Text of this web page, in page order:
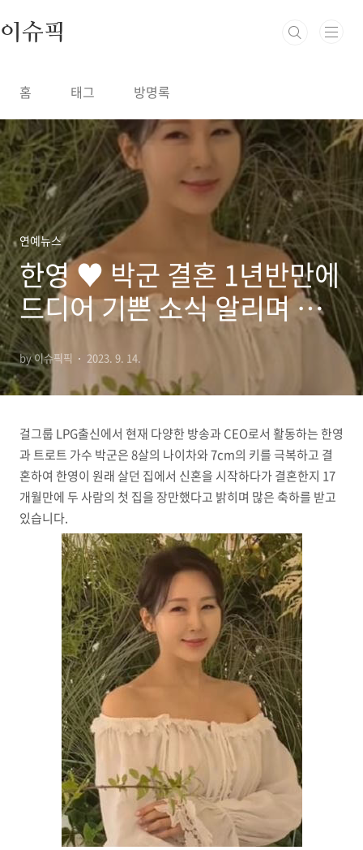
이슈픽
홈 태그 방명록
연예뉴스
한영 ♥ 박군 결혼 1년반만에
드디어 기쁜 소식 알리며 축
하 봇물
by 이슈픽픽 2023. 9. 14.
걸그룹 LPG출신에서 현재 다양한 방송과 CEO로서 활동하는 한영
과 트로트 가수 박군은 8살의 나이차와 7cm의 키를 극복하고 결
혼하여 한영이 원래 살던 집에서 신혼을 시작하다가 결혼한지 17
개월만에 두 사람의 첫 집을 장만했다고 밝히며 많은 축하를 받고
있습니다.